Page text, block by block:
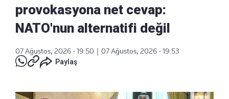
provokasyona net cevap:
NATO'nun alternatifi değil
07 Ağustos, 2026 - 19:50
07 Ağustos, 2026 - 19:53
Paylaş